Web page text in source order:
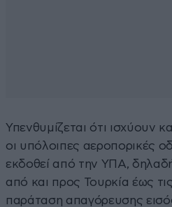
Υπενθυμίζεται ότι ισχύουν
οι υπόλοιπες αεροπορικές
εκδοθεί από την ΥΠΑ,
από και προς Τουρκία έως
παράταση απαγόρευσης